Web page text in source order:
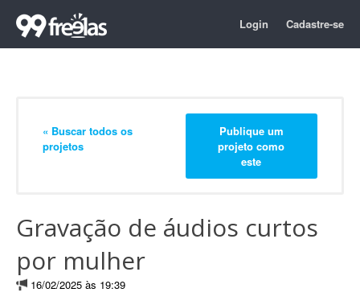
Login Cadastre-se
« Buscar todos os
projetos
Publique um
projeto como
este
Gravação de áudios curtos
por mulher
16/02/2025 às 19:39